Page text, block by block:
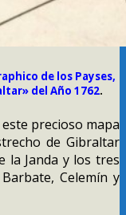
de los Payses,
del Año 1762.
precioso mapa
de Gibraltar
la Janda y los tres
Celemín y